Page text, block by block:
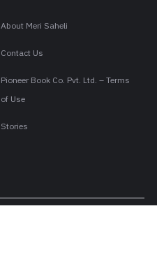
About Meri Saheli
Contact Us
Pioneer Book Co. Pvt. Ltd. – Terms
of Use
Stories